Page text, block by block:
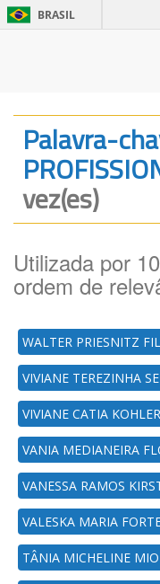
BRASIL
Palavra-
vez(es)
Utilizada por
ordem de
WALTER PRIESNITZ
VIVIANE TEREZINHA
VIVIANE CATIA KOHLER
VANIA MEDIANEIRA
VANESSA RAMOS
VALESKA MARIA
TÂNIA MICHELINE